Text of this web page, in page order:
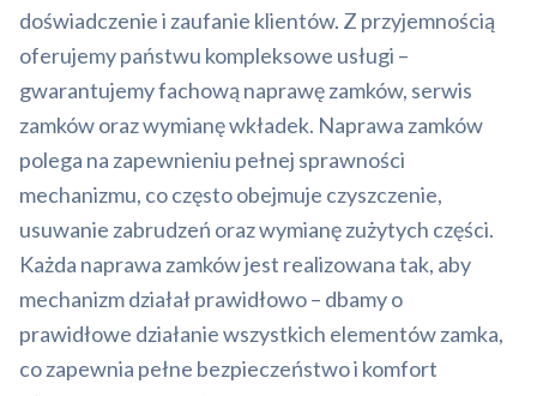
doświadczenie i zaufanie klientów. Z przyjemnością
oferujemy państwu kompleksowe usługi –
gwarantujemy fachową naprawę zamków, serwis
zamków oraz wymianę wkładek. Naprawa zamków
polega na zapewnieniu pełnej sprawności
mechanizmu, co często obejmuje czyszczenie,
usuwanie zabrudzeń oraz wymianę zużytych części.
Każda naprawa zamków jest realizowana tak, aby
mechanizm działał prawidłowo – dbamy o
prawidłowe działanie wszystkich elementów zamka,
co zapewnia pełne bezpieczeństwo i komfort